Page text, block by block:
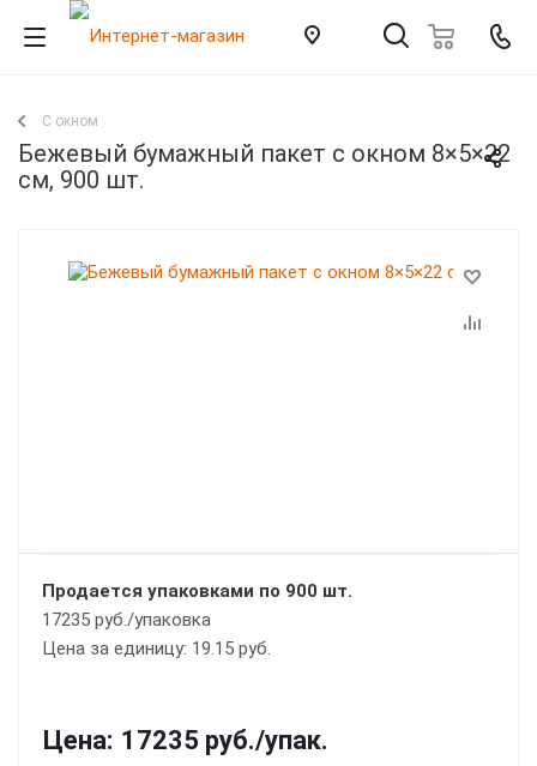
С окном
Бежевый бумажный пакет с окном 8×5×22
см, 900 шт.
Продается упаковками по 900 шт.
17235 руб./упаковка
Цена за единицу: 19.15 руб.
Цена: 17235 руб./упак.